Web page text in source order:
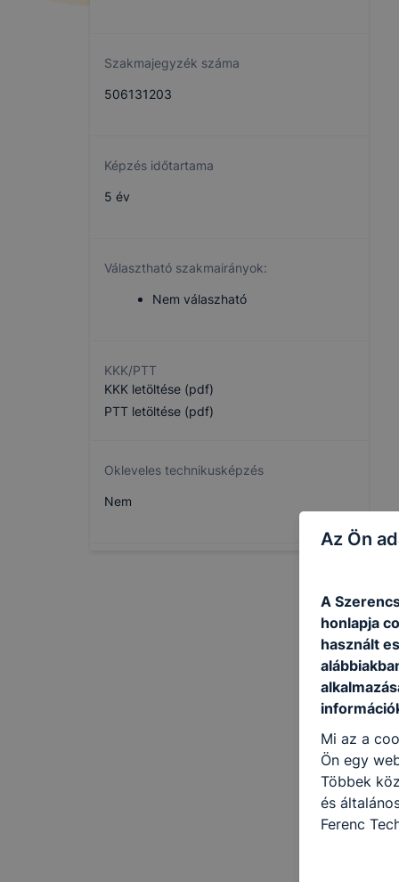
Szakmajegyzék száma
506131203
Képzés időtartama
5 év
Választható szakmairányok:
Nem válaszható
KKK/PTT
KKK letöltése (pdf)
PTT letöltése (pdf)
Okleveles technikusképzés
Nem
Az Ön
A
honlapja
használt
Mi az a
Ön egy
Többek
és
Ferenc
célokból
a